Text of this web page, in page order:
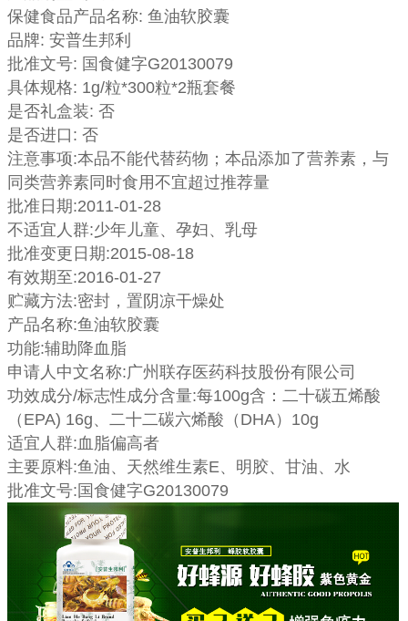
保健食品产品名称: 鱼油软胶囊
品牌: 安普生邦利
批准文号: 国食健字G20130079
具体规格: 1g/粒*300粒*2瓶套餐
是否礼盒装: 否
是否进口: 否
注意事项:本品不能代替药物；本品添加了营养素，与
同类营养素同时食用不宜超过推荐量
批准日期:2011-01-28
不适宜人群:少年儿童、孕妇、乳母
批准变更日期:2015-08-18
有效期至:2016-01-27
贮藏方法:密封，置阴凉干燥处
产品名称:鱼油软胶囊
功能:辅助降血脂
申请人中文名称:广州联存医药科技股份有限公司
功效成分/标志性成分含量:每100g含：二十碳五烯酸
（EPA) 16g、二十二碳六烯酸（DHA）10g
适宜人群:血脂偏高者
主要原料:鱼油、天然维生素E、明胶、甘油、水
批准文号:国食健字G20130079